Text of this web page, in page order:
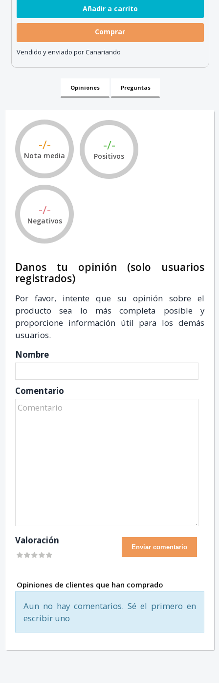
Comprar
Vendido y enviado por Canariando
Opiniones Preguntas
-/-
Nota media
-/-
Positivos
-/-
Negativos
Danos tu opinión (solo usuarios
registrados)
Por favor, intente que su opinión sobre el
producto sea lo más completa posible y
proporcione información útil para los demás
usuarios.
Nombre
Comentario
Valoración
Opiniones de clientes que han comprado
Aun no hay comentarios. Sé el primero en
escribir uno